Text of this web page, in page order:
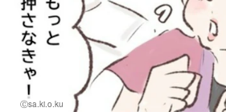
Ⓒsa.ki.o.ku